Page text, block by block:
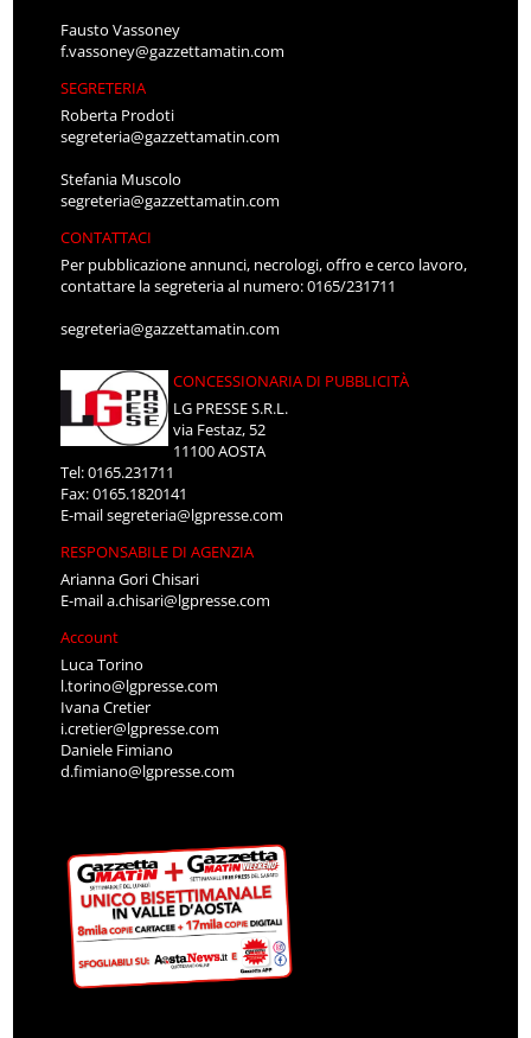
Fausto Vassoney
f.vassoney@gazzettamatin.com
SEGRETERIA
Roberta Prodoti
segreteria@gazzettamatin.com
Stefania Muscolo
segreteria@gazzettamatin.com
CONTATTACI
Per pubblicazione annunci, necrologi, offro e cerco lavoro,
contattare la segreteria al numero: 0165/231711
segreteria@gazzettamatin.com
CONCESSIONARIA DI PUBBLICITÀ
LG PRESSE S.R.L.
via Festaz, 52
11100 AOSTA
Tel: 0165.231711
Fax: 0165.1820141
E-mailsegreteria@lgpresse.com
RESPONSABILE DI AGENZIA
Arianna Gori Chisari
E-maila.chisari@lgpresse.com
Account
Luca Torino
l.torino@lgpresse.com
Ivana Cretier
i.cretier@lgpresse.com
Daniele Fimiano
d.fimiano@lgpresse.com